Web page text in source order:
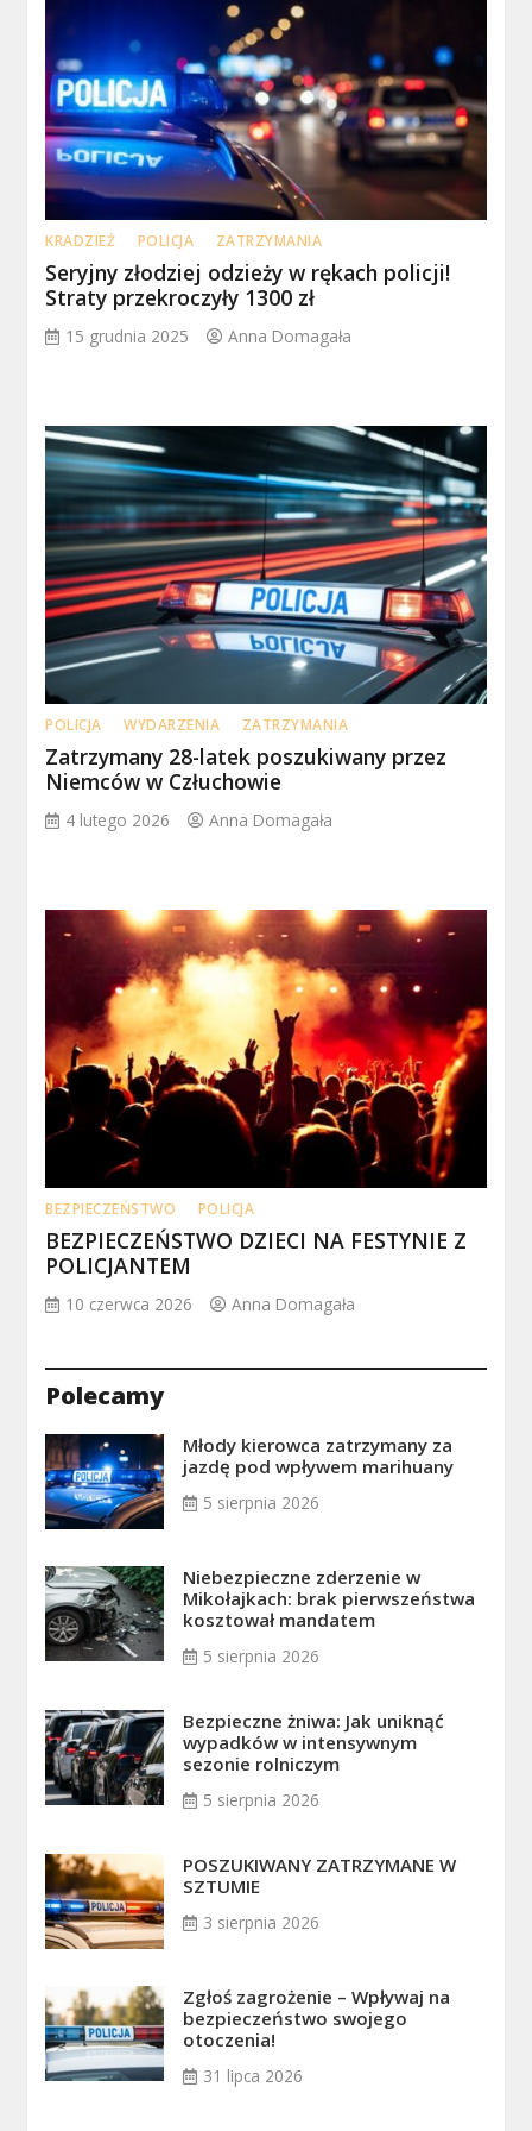
KRADZIEŻ POLICJA ZATRZYMANIA
Seryjny złodziej odzieży w rękach policji!
Straty przekroczyły 1300 zł
15 grudnia 2025 Anna Domagała
POLICJA WYDARZENIA ZATRZYMANIA
Zatrzymany 28-latek poszukiwany przez
Niemców w Człuchowie
4 lutego 2026 Anna Domagała
BEZPIECZEŃSTWO POLICJA
BEZPIECZEŃSTWO DZIECI NA FESTYNIE Z
POLICJANTEM
10 czerwca 2026 Anna Domagała
Polecamy
Młody kierowca zatrzymany za
jazdę pod wpływem marihuany
5 sierpnia 2026
Niebezpieczne zderzenie w
Mikołajkach: brak pierwszeństwa
kosztował mandatem
5 sierpnia 2026
Bezpieczne żniwa: Jak uniknąć
wypadków w intensywnym
sezonie rolniczym
5 sierpnia 2026
POSZUKIWANY ZATRZYMANE W
SZTUMIE
3 sierpnia 2026
Zgłoś zagrożenie – Wpływaj na
bezpieczeństwo swojego
otoczenia!
31 lipca 2026